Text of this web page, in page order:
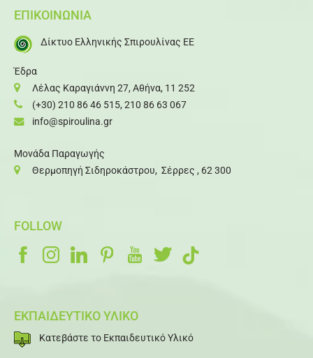
ΕΠΙΚΟΙΝΩΝΙΑ
Δίκτυο Ελληνικής Σπιρουλίνας ΕΕ
Έδρα
Λέλας Καραγιάννη 27, Αθήνα, 11 252
(+30) 210 86 46 515, 210 86 63 067
info@spiroulina.gr
Μονάδα Παραγωγής
Θερμοπηγή Σιδηροκάστρου, Σέρρες , 62 300
FOLLOW
ΕΚΠΑΙΔΕΥΤΙΚΟ ΥΛΙΚΟ
Κατεβάστε το Εκπαιδευτικό Υλικό